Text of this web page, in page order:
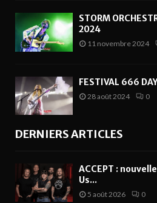
STORM
2024
11 novembre 2024
FESTIVAL 666
28 août 2024 0
DERNIERS ARTICLES
ACCEPT :
Us...
5 août 2026 0